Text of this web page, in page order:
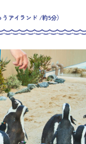
うアイランド /約5分）